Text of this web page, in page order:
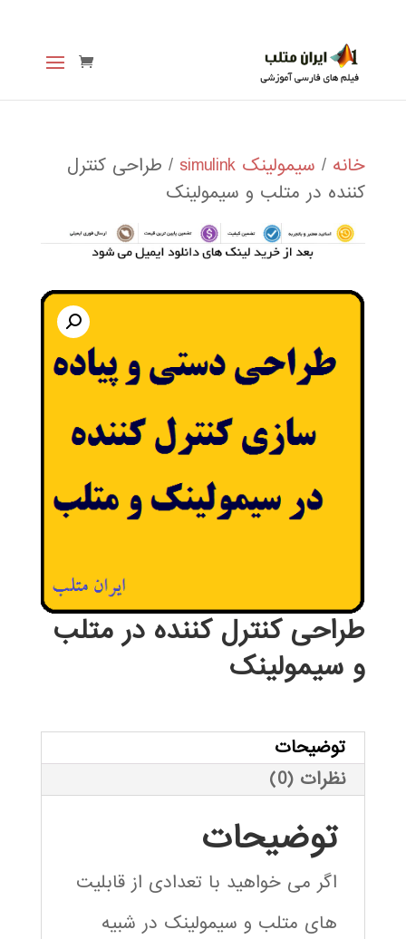
خانه / سیمولینک simulink
/ طراحی کنترل
کننده در متلب و سیمولینک
طراحی کنترل کننده در متلب
و سیمولینک
توضیحات
نظرات (0)
توضیحات
اگر می خواهید با تعدادی از قابلیت
های متلب و سیمولینک در شبیه